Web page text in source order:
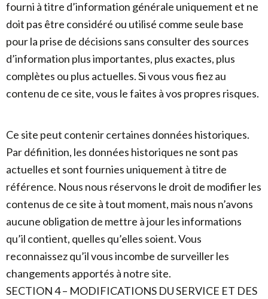
fourni à titre d’information générale uniquement et ne
doit pas être considéré ou utilisé comme seule base
pour la prise de décisions sans consulter des sources
d’information plus importantes, plus exactes, plus
complètes ou plus actuelles. Si vous vous fiez au
contenu de ce site, vous le faites à vos propres risques.
Ce site peut contenir certaines données historiques.
Par définition, les données historiques ne sont pas
actuelles et sont fournies uniquement à titre de
référence. Nous nous réservons le droit de modifier les
contenus de ce site à tout moment, mais nous n’avons
aucune obligation de mettre à jour les informations
qu’il contient, quelles qu’elles soient. Vous
reconnaissez qu’il vous incombe de surveiller les
changements apportés à notre site.
SECTION 4 – MODIFICATIONS DU SERVICE ET DES